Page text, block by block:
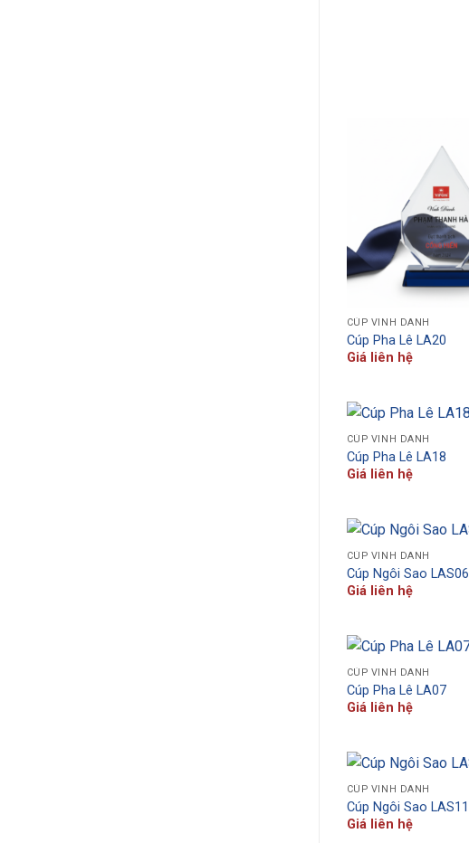
CÚP VINH DANH
Cúp Pha Lê LA20
Giá liên hệ
CÚP VINH DANH
Cúp Pha Lê LA18
Giá liên hệ
CÚP VINH DANH
Cúp Ngôi Sao LAS06
Giá liên hệ
CÚP VINH DANH
Cúp Pha Lê LA07
Giá liên hệ
CÚP VINH DANH
Cúp Ngôi Sao LAS11
Giá liên hệ